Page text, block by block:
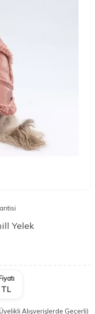
Yelek
TL
Alışverişlerde Geçerli)